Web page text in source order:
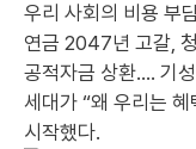
우리 사회의 비용 부
연금 2047년 고갈,
공적자금 상환…. 기
세대가 “왜 우리는 혜
시작했다.